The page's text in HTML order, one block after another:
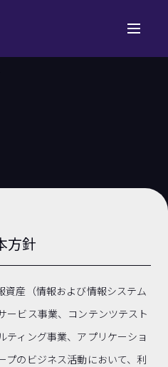
方針
資産（情報および情報システム
ービス事業、コンテンツテスト
ティング事業、アプリケーショ
プのビジネス活動において、利